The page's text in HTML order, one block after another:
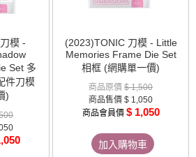
模 -
Set 多
件刀模
)
(2023)TONIC 刀模 - Little
Memories Frame Die Set
相框 (網購單一價)
商品原價 $ 1,500
商品售價 $ 1,050
商品會員價 $ 1,050
加入購物車